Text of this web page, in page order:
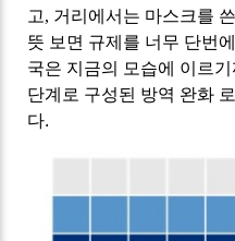
고, 거리에서는 마스크를
뜻 보면 규제를 너무 단번
국은 지금의 모습에 이르
단계로 구성된 방역 완화
다.